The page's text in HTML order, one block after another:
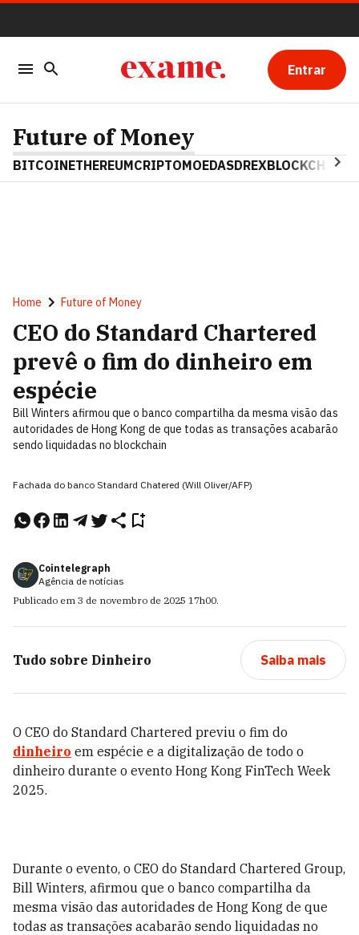
Entrar
Future of Money
BITCOINETHEREUMCRIPTOMOEDASDREXBLOCKCHAIN
Home Future of Money
CEO do Standard Chartered
prevê o fim do dinheiro em
espécie
Bill Winters afirmou que o banco compartilha da mesma visão das
autoridades de Hong Kong de que todas as transações acabarão
sendo liquidadas no blockchain
Fachada do banco Standard Chatered (Will Oliver/AFP)
Cointelegraph
Agência de notícias
Publicado em 3 de novembro de 2025 17h00.
Tudo sobre Dinheiro Saiba mais
O CEO do Standard Chartered previu o fim do
dinheiro em espécie e a digitalização de todo o
dinheiro durante o evento Hong Kong FinTech Week
2025.
Durante o evento, o CEO do Standard Chartered Group,
Bill Winters, afirmou que o banco compartilha da
mesma visão das autoridades de Hong Kong de que
todas as transações acabarão sendo liquidadas no